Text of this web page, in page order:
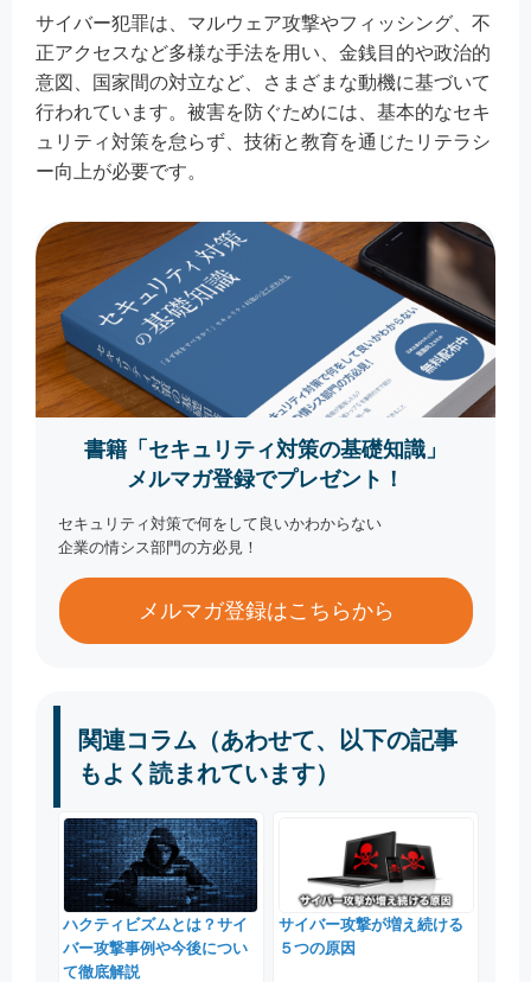
サイバー犯罪は、マルウェア攻撃やフィッシング、不
正アクセスなど多様な手法を用い、金銭目的や政治的
意図、国家間の対立など、さまざまな動機に基づいて
行われています。被害を防ぐためには、基本的なセキ
ュリティ対策を怠らず、技術と教育を通じたリテラシ
ー向上が必要です。
書籍「セキュリティ対策の基礎知識」
メルマガ登録でプレゼント！
セキュリティ対策で何をして良いかわからない
企業の情シス部門の方必見！
メルマガ登録はこちらから
関連コラム（あわせて、以下の記事
もよく読まれています）
ハクティビズムとは？サイ
バー攻撃事例や今後につい
て徹底解説
サイバー攻撃が増え続ける
５つの原因